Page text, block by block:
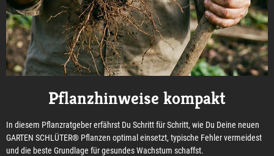
Pflanzhinweise kompakt
In diesem Pflanzratgeber erfährst Du Schritt für Schritt, wie Du Deine neuen
GARTEN SCHLÜTER® Pflanzen optimal einsetzt, typische Fehler vermeidest
und die beste Grundlage für gesundes Wachstum schaffst.